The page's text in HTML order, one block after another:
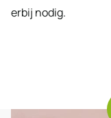
erbij nodig.